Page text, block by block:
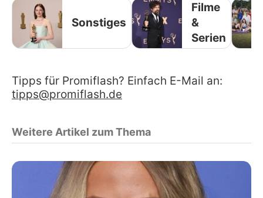
Sonstiges
Filme
&
Serien
Tipps für Promiflash? Einfach E-Mail an:
tipps@promiflash.de
Weitere Artikel zum Thema